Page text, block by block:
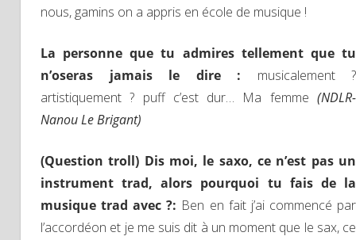
nous, gamins on a appris en école de musique !
La personne que tu admires tellement que tu
n’oseras jamais le dire : musicalement ?
artistiquement ? puff c’est dur… Ma femme (NDLR-
Nanou Le Brigant)
(Question troll) Dis moi, le saxo, ce n’est pas un
instrument trad, alors pourquoi tu fais de la
musique trad avec ?: Ben en fait j’ai commencé par
l’accordéon et je me suis dit à un moment que le sax, ce